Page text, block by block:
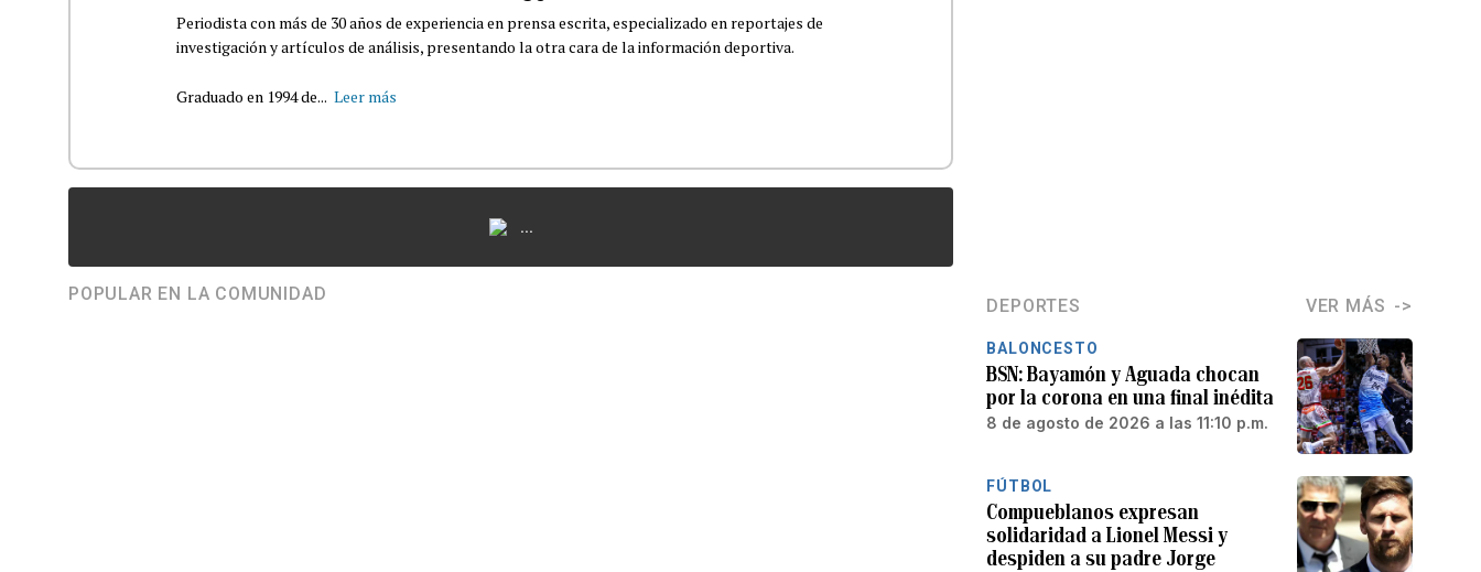
Periodista con más de 30 años de experiencia en prensa escrita, especializado en reportajes de
investigación y artículos de análisis, presentando la otra cara de la información deportiva.
Graduado en 1994 de... Leer más
...
POPULAR EN LA COMUNIDAD
DEPORTES VER MÁS
BALONCESTO
BSN: Bayamón y Aguada chocan
por la corona en una final inédita
8 de agosto de 2026 a las 11:10 p.m.
FÚTBOL
Compueblanos expresan
solidaridad a Lionel Messi y
despiden a su padre Jorge